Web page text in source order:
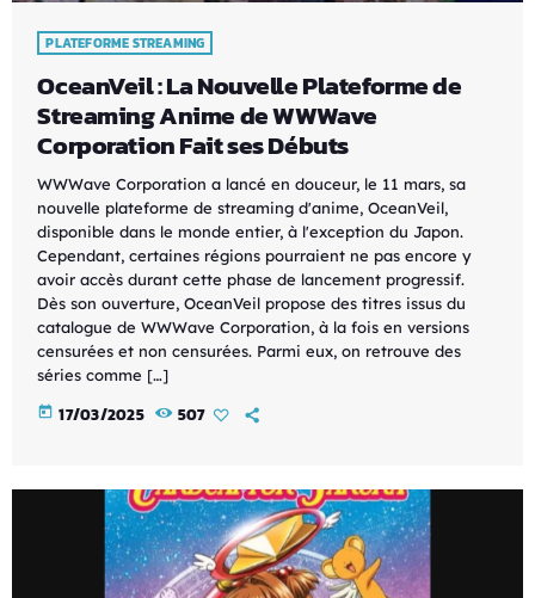
PLATEFORME STREAMING
OceanVeil : La Nouvelle Plateforme de
Streaming Anime de WWWave
Corporation Fait ses Débuts
WWWave Corporation a lancé en douceur, le 11 mars, sa
nouvelle plateforme de streaming d'anime, OceanVeil,
disponible dans le monde entier, à l'exception du Japon.
Cependant, certaines régions pourraient ne pas encore y
avoir accès durant cette phase de lancement progressif.
Dès son ouverture, OceanVeil propose des titres issus du
catalogue de WWWave Corporation, à la fois en versions
censurées et non censurées. Parmi eux, on retrouve des
séries comme […]
today 17/03/2025 507